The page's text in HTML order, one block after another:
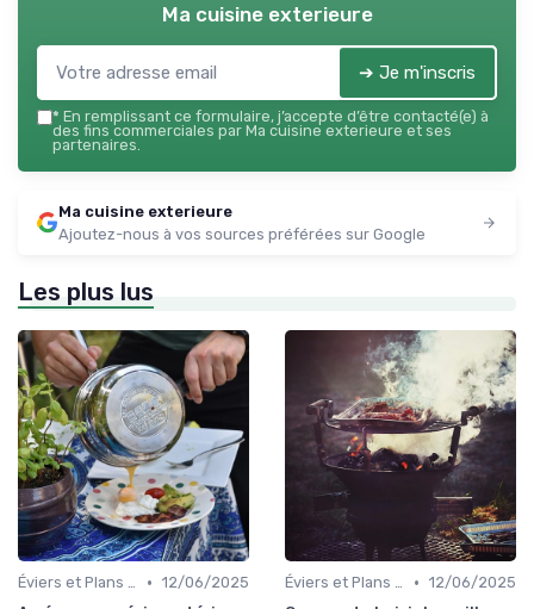
Ma cuisine exterieure
➔ Je m'inscris
* En remplissant ce formulaire, j’accepte d’être contacté(e) à
des fins commerciales par Ma cuisine exterieure et ses
partenaires.
Ma cuisine exterieure
Ajoutez-nous à vos sources préférées sur Google
Les plus lus
Éviers et Plans de Travail • 12/06/2025
Éviers et Plans de Travail • 12/06/2025